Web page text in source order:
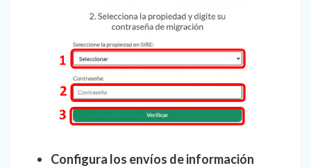
Configura los envíos de información